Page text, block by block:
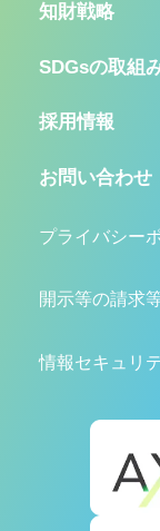
知財戦略
SDGsの取組
採用情報
お問い合わせ
プライバシー
開示等の請求
情報セキュリ